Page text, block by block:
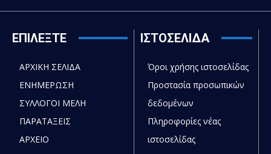
ΕΠΙΛΕΞΤΕ
ΑΡΧΙΚΗ ΣΕΛΙΔΑ
ΕΝΗΜΕΡΩΣΗ
ΣΥΛΛΟΓΟΙ ΜΕΛΗ
ΠΑΡΑΤΑΞΕΙΣ
ΑΡΧΕΙΟ
ΙΣΤΟΣΕΛΙΔΑ
Όροι χρήσης ιστοσελίδας
Προστασία προσωπικών
δεδομένων
Πληροφορίες νέας
ιστοσελίδας